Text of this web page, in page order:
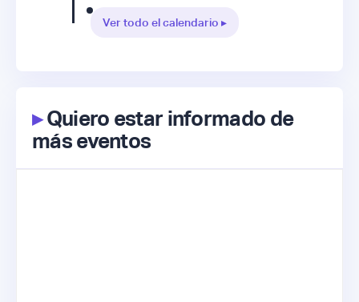
Ver todo el calendario ▸
▸Quiero estar informado de
más eventos